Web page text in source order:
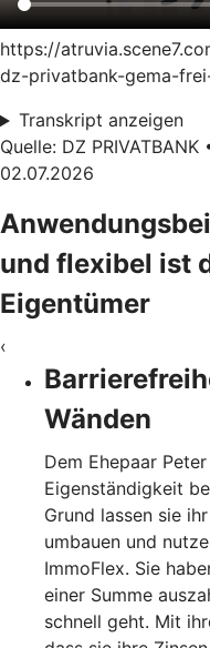
https://
dz-privatbank-gema-
Transkript anzeigen
Quelle: DZ
02.07.2026
und flexibel ist
Eigentümer
‹
Wänden
Dem Ehepaar
Eigenständigkeit
Grund lassen sie
umbauen und
ImmoFlex. Sie
einer Summe
schnell geht. Mit